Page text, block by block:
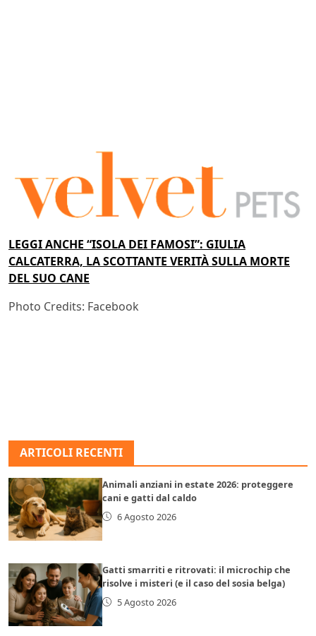
LEGGI ANCHE “ISOLA DEI FAMOSI”: GIULIA
CALCATERRA, LA SCOTTANTE VERITÀ SULLA MORTE
DEL SUO CANE
Photo Credits: Facebook
ARTICOLI RECENTI
Animali anziani in estate 2026: proteggere
cani e gatti dal caldo
6 Agosto 2026
Gatti smarriti e ritrovati: il microchip che
risolve i misteri (e il caso del sosia belga)
5 Agosto 2026